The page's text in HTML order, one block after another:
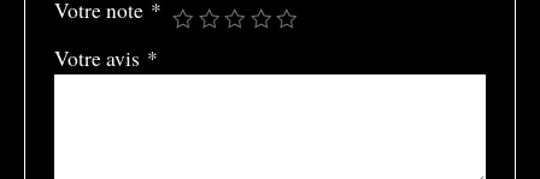
Votre note *
Votre avis *